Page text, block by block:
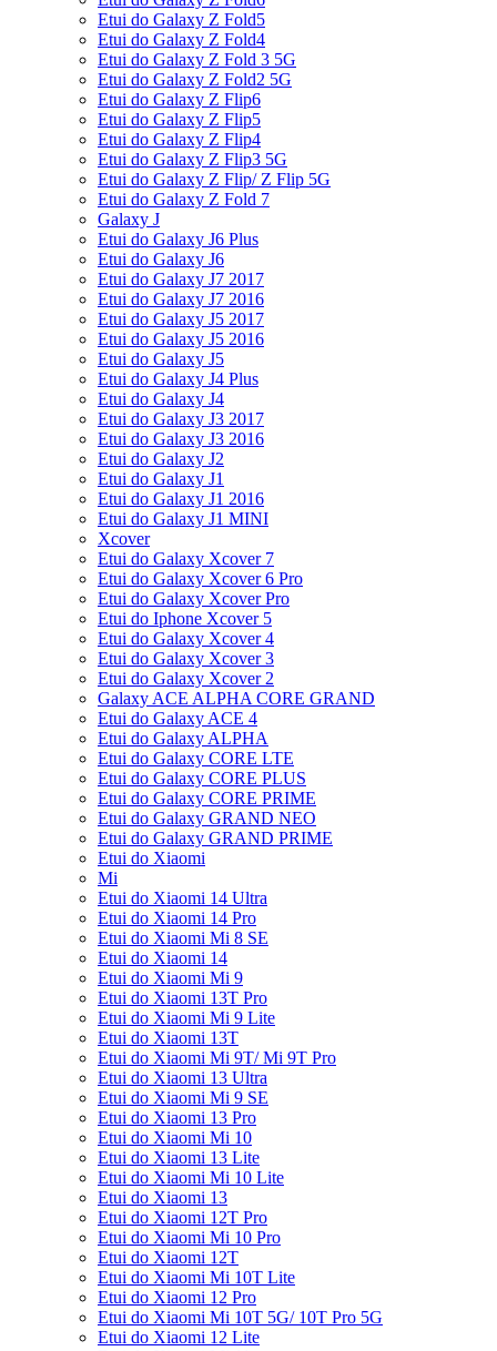
Etui do Galaxy Z Fold5
Etui do Galaxy Z Fold4
Etui do Galaxy Z Fold 3 5G
Etui do Galaxy Z Fold2 5G
Etui do Galaxy Z Flip6
Etui do Galaxy Z Flip5
Etui do Galaxy Z Flip4
Etui do Galaxy Z Flip3 5G
Etui do Galaxy Z Flip/ Z Flip 5G
Etui do Galaxy Z Fold 7
Galaxy J
Etui do Galaxy J6 Plus
Etui do Galaxy J6
Etui do Galaxy J7 2017
Etui do Galaxy J7 2016
Etui do Galaxy J5 2017
Etui do Galaxy J5 2016
Etui do Galaxy J5
Etui do Galaxy J4 Plus
Etui do Galaxy J4
Etui do Galaxy J3 2017
Etui do Galaxy J3 2016
Etui do Galaxy J2
Etui do Galaxy J1
Etui do Galaxy J1 2016
Etui do Galaxy J1 MINI
Xcover
Etui do Galaxy Xcover 7
Etui do Galaxy Xcover 6 Pro
Etui do Galaxy Xcover Pro
Etui do Iphone Xcover 5
Etui do Galaxy Xcover 4
Etui do Galaxy Xcover 3
Etui do Galaxy Xcover 2
Galaxy ACE ALPHA CORE GRAND
Etui do Galaxy ACE 4
Etui do Galaxy ALPHA
Etui do Galaxy CORE LTE
Etui do Galaxy CORE PLUS
Etui do Galaxy CORE PRIME
Etui do Galaxy GRAND NEO
Etui do Galaxy GRAND PRIME
Etui do Xiaomi
Mi
Etui do Xiaomi 14 Ultra
Etui do Xiaomi 14 Pro
Etui do Xiaomi Mi 8 SE
Etui do Xiaomi 14
Etui do Xiaomi Mi 9
Etui do Xiaomi 13T Pro
Etui do Xiaomi Mi 9 Lite
Etui do Xiaomi 13T
Etui do Xiaomi Mi 9T/ Mi 9T Pro
Etui do Xiaomi 13 Ultra
Etui do Xiaomi Mi 9 SE
Etui do Xiaomi 13 Pro
Etui do Xiaomi Mi 10
Etui do Xiaomi 13 Lite
Etui do Xiaomi Mi 10 Lite
Etui do Xiaomi 13
Etui do Xiaomi 12T Pro
Etui do Xiaomi Mi 10 Pro
Etui do Xiaomi 12T
Etui do Xiaomi Mi 10T Lite
Etui do Xiaomi 12 Pro
Etui do Xiaomi Mi 10T 5G/ 10T Pro 5G
Etui do Xiaomi 12 Lite